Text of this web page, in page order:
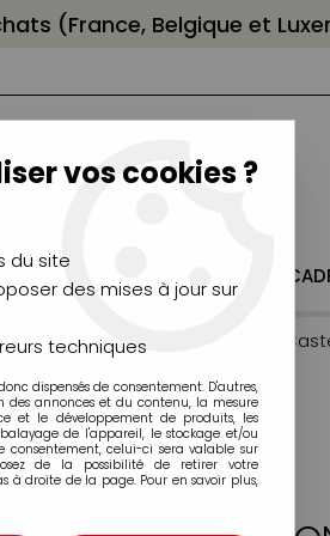
(France, Belgique et
MOULAGE
Albrecht Dürer Faber
vos cookies ?
du site
des mises à jour sur
techniques
dispensés de consentement. D'autres,
des annonces et du contenu, la mesure
et le développement de produits, les
de l'appareil, le stockage et/ou
consentement, celui-ci sera valable sur
de la possibilité de retirer votre
droite de la page. Pour en savoir plus,